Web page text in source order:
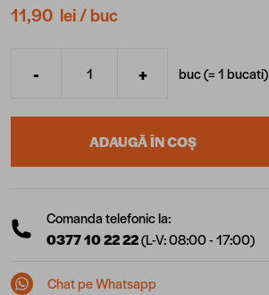
11,90 lei/ buc
Cantitate
- + buc (=1bucati)
ADAUGĂ ÎN COȘ
Comanda telefonic la:
0377 10 22 22(L-V: 08:00 - 17:00)
Chat pe Whatsapp